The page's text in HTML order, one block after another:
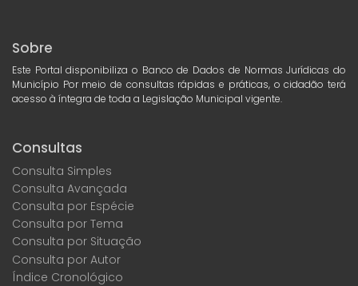
Sobre
Este Portal disponibiliza o Banco de Dados de Normas Jurídicas do
Município Por meio de consultas rápidas e práticas, o cidadão terá
acesso à íntegra de toda a Legislação Municipal vigente.
Consultas
Consulta Simples
Consulta Avançada
Consulta por Espécie
Consulta por Tema
Consulta por Situação
Consulta por Autor
Índice Cronológico